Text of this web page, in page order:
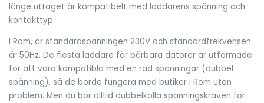
länge uttaget är kompatibelt med laddarens spänning och
kontakttyp.
I Rom, är standardspänningen 230V och standardfrekvensen
är 50Hz. De flesta laddare för bärbara datorer är utformade
för att vara kompatibla med en rad spänningar (dubbel
spänning), så de borde fungera med butiker i Rom utan
problem. Men du bör alltid dubbelkolla spänningskraven för